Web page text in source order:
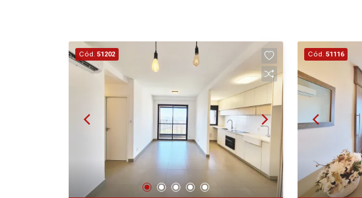
Cód. 51202 Cód. 51116